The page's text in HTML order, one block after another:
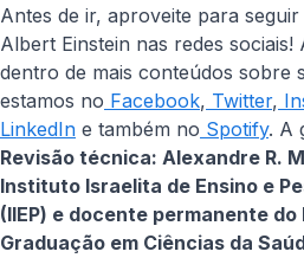
Antes de ir, aproveite para
Albert Einstein nas redes
dentro de mais conteúdos sobre
estamos no Facebook, Twitter,
LinkedIn e também no Spotify. A
Revisão técnica: Alexandre R.
Instituto Israelita de Ensino e
(IIEP) e docente permanente do
Graduação em Ciências da